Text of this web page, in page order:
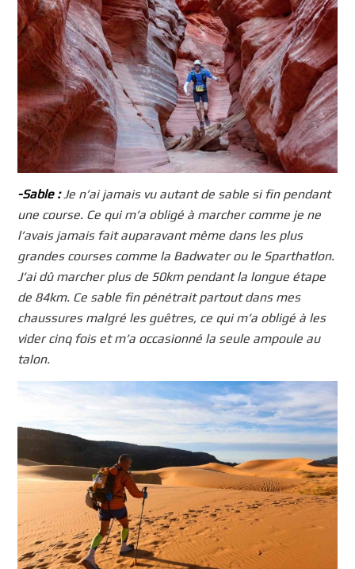
-Sable :Je n’ai jamais vu autant de sable si fin pendant
une course. Ce qui m’a obligé à marcher comme je ne
l’avais jamais fait auparavant même dans les plus
grandes courses comme la Badwater ou le Sparthatlon.
J’ai dû marcher plus de 50km pendant la longue étape
de 84km. Ce sable fin pénétrait partout dans mes
chaussures malgré les guêtres, ce qui m’a obligé à les
vider cinq fois et m’a occasionné la seule ampoule au
talon.